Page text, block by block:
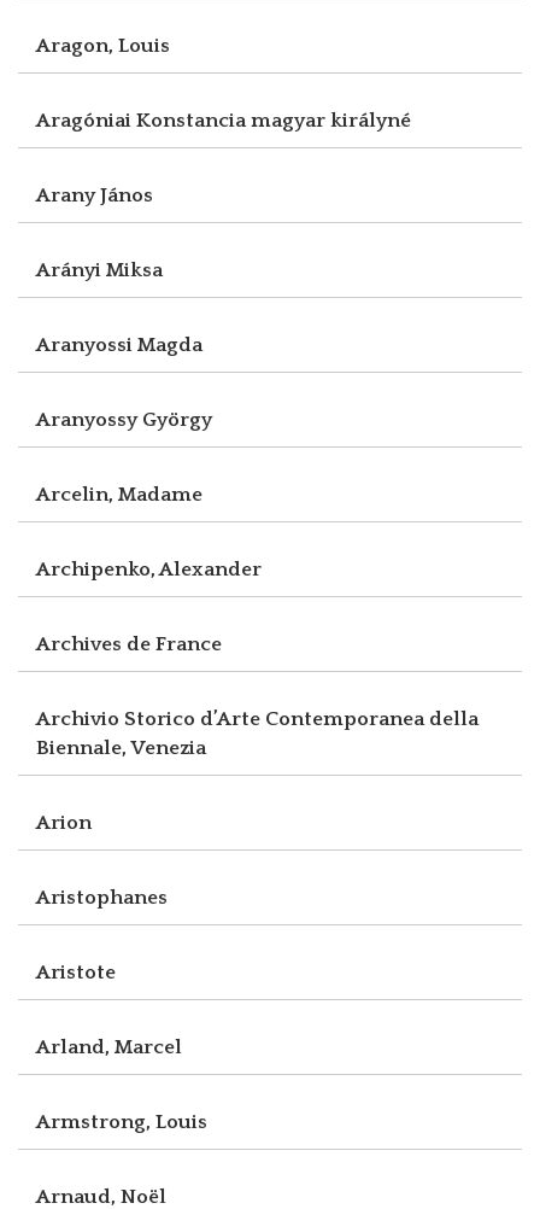
Aragon, Louis
Aragóniai Konstancia magyar királyné
Arany János
Arányi Miksa
Aranyossi Magda
Aranyossy György
Arcelin, Madame
Archipenko, Alexander
Archives de France
Archivio Storico d’Arte Contemporanea della
Biennale, Venezia
Arion
Aristophanes
Aristote
Arland, Marcel
Armstrong, Louis
Arnaud, Noël